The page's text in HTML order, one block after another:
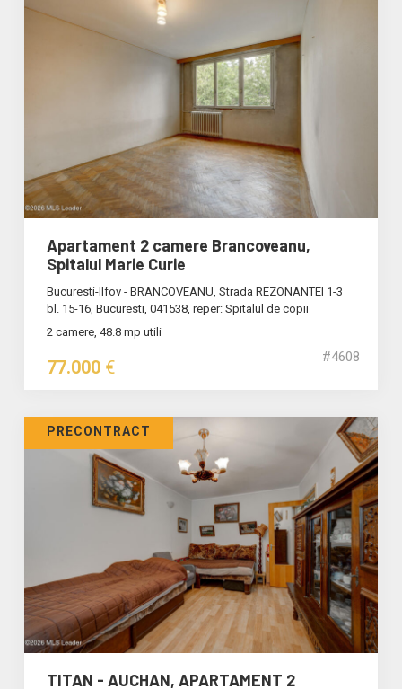
Apartament 2 camere Brancoveanu,
Spitalul Marie Curie
Bucuresti-Ilfov - BRANCOVEANU, Strada REZONANTEI 1-3
bl. 15-16, Bucuresti, 041538, reper: Spitalul de copii
2 camere, 48.8 mp utili
77.000 € #4608
TITAN - AUCHAN, APARTAMENT 2
PRECONTRACT